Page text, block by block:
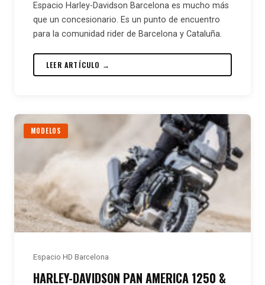
Espacio Harley-Davidson Barcelona es mucho más
que un concesionario. Es un punto de encuentro
para la comunidad rider de Barcelona y Cataluña.
LEER ARTÍCULO →
MODELOS
Espacio HD Barcelona
HARLEY-DAVIDSON PAN AMERICA 1250 &